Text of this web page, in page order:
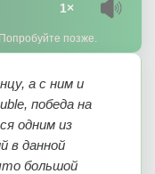
1×
позже.
а с ним и
победа на
одним из
в данной
большой